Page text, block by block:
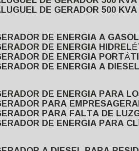
ALUGUEL DE GERADOR 500
GERADOR DE ENERGIA A
GERADOR DE ENERGIA
GERADOR DE ENERGIA
GERADOR DE ENERGIA A
GERADOR DE ENERGIA PARA
GERADOR PARA EMPRESA
GERADOR PARA FALTA DE LUZ
GERADOR DE ENERGIA PARA